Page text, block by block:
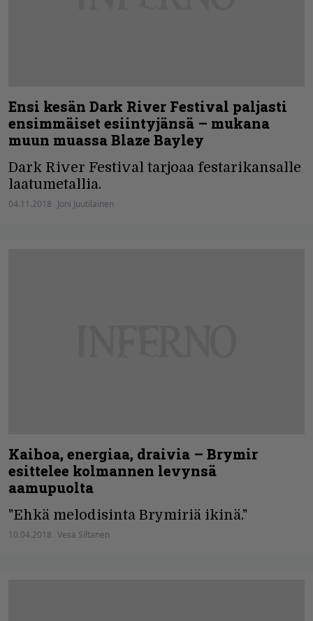
Ensi kesän Dark River Festival paljasti
ensimmäiset esiintyjänsä – mukana
muun muassa Blaze Bayley
Dark River Festival tarjoaa festarikansalle
laatumetallia.
04.11.2018 Joni Juutilainen
Kaihoa, energiaa, draivia – Brymir
esittelee kolmannen levynsä
aamupuolta
"Ehkä melodisinta Brymiriä ikinä."
10.04.2018 Vesa Siltanen